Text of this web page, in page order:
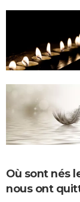
Où sont nés
nous ont